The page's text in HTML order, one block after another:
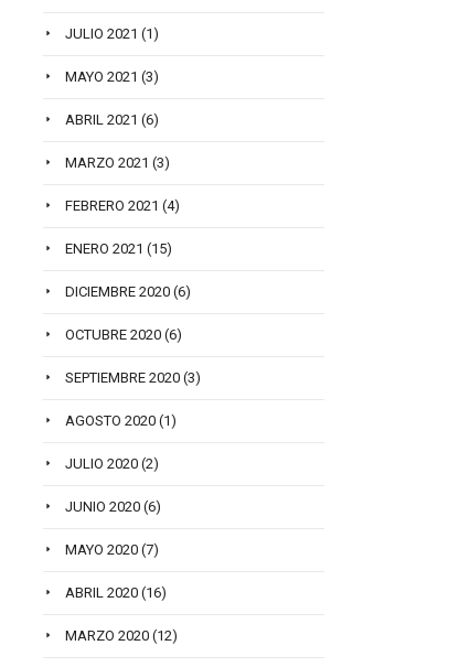
JULIO 2021 (1)
MAYO 2021 (3)
ABRIL 2021 (6)
MARZO 2021 (3)
FEBRERO 2021 (4)
ENERO 2021 (15)
DICIEMBRE 2020 (6)
OCTUBRE 2020 (6)
SEPTIEMBRE 2020 (3)
AGOSTO 2020 (1)
JULIO 2020 (2)
JUNIO 2020 (6)
MAYO 2020 (7)
ABRIL 2020 (16)
MARZO 2020 (12)